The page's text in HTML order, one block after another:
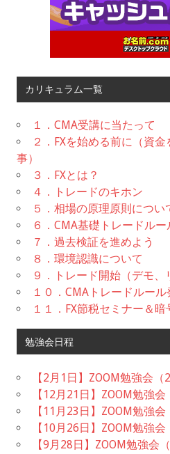
カリキュラム一覧
１．CMA受講に当たって
２．FXを始める前に（資
事）
３．FXとは？
４．トレードのキホン
５．相場の原理原則につい
６．CMA基礎トレードル
７．過去検証を進めよう
８．環境認識について
９．トレード開始（デモ、
１０．CMAトレードルール
１１．FX節税セミナー＆
勉強会日程
【2月1日】ZOOM勉強会（
【12月21日】ZOOM勉強会
【11月23日】ZOOM勉強会
【10月26日】ZOOM勉強会
【9月28日】ZOOM勉強会